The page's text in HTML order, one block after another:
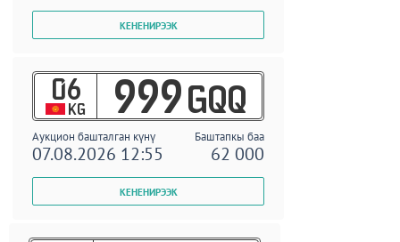
06
KG 999 GQQ
Аукцион башталган күнү Баштапкы баа
07.08.2026 12:55 62 000